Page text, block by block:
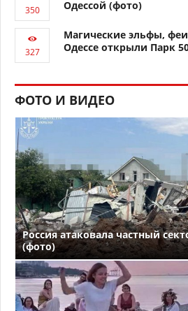
Одессой (фото)
Магические эльфы,
Одессе открыли Парк
ФОТО И ВИДЕО
Россия атаковала частный
(фото)